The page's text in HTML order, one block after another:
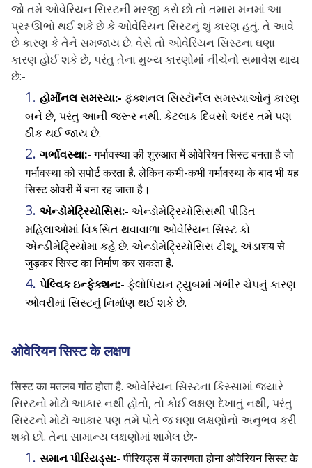
જો તમે ઓવેરિયન સિસ્ટની મરજી કરો છો તો તમારા મનમાં આ
પ્રશ્ન ઊભો થઈ શકે છે કે ઓવેરિયન સિસ્ટનું શું કારણ હતું. તે આવે
છે કારણ કે તેને સમજાય છે. વેસે તો ઓવેરિયન સિસ્ટના ઘણા
કારણ હોઈ શકે છે, પરંતુ તેના મુખ્ય કારણોમાં નીચેનો સમાવેશ થાય
છે:-
હોર્મોનલ સમસ્યા:- ફંક્શનલ સિસ્ટૉર્નલ સમસ્યાઓનું કારણ
બને છે, પરંતુ આની જરૂર નથી. કેટલાક દિવસો અંદર તમે પણ
ઠીક થઈ જાય છે.
ગર્ભાવસ્થા:-गर्भावस्था की शुरुआत में ओवेरियन सिस्ट बनता है जो
गर्भावस्था को सपोर्ट करता है. लेकिन कभी-कभी गर्भावस्था के बाद भी यह
सिस्ट ओवरी में बना रह जाता है।
એન્ડોમેટ્રિયોસિસ:- એન્ડોમેટ્રિયોસિસથી પીડિત
મહિલાઓમાં વિકસિત થવાવાળા ઓવેરિયન સિસ્ટ કો
એન્ડીમેટ્રિયોમા કહે છે. એન્ડોમેટ્રિયોસિસ ટીશૂ, અંડાशय से
जुड़कर सिस्ट का निर्माण कर सकता है.
પેલ્વિક ઇન્ફેક્શન:- ફેલોપિયન ટ્યુબમાં ગંભીર ચેપનું કારણ
ઓવરીમાં સિસ્ટનું નિર્માણ થઈ શકે છે.
ओवेरियन सिस्ट के लक्षण
सिस्ट का मतलब गांठ होता है. ઓવેરિયન સિસ્ટના કિસ્સામાં જ્યારે
સિસ્ટનો મોટો આકાર નથી હોતો, તો કોઈ લક્ષણ દેખાતું નથી, પરંતુ
સિસ્ટનો મોટો આકાર પણ તમે પોતે જ ઘણા લક્ષણોનો અનુભવ કરી
શકો છો. તેના સામાન્ય લક્ષણોમાં શામેલ છે:-
સમાન પીરિયડ્સ:-पीरियड्स में कारणता होना ओवेरियन सिस्ट के